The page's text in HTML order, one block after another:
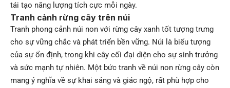
tái tạo năng lượng tích cực mỗi ngày.
Tranh cảnh rừng cây trên núi
Tranh phong cảnh núi non với rừng cây xanh tốt tượng trưng
cho sự vững chắc và phát triển bền vững. Núi là biểu tượng
của sự ổn định, trong khi cây cối đại diện cho sự sinh trưởng
và sức mạnh tự nhiên. Một bức tranh về núi non rừng cây còn
mang ý nghĩa về sự khai sáng và giác ngộ, rất phù hợp cho